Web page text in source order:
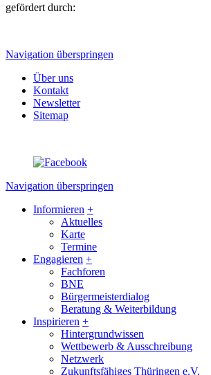
gefördert durch:
Navigation überspringen
Über uns
Kontakt
Newsletter
Sitemap
Navigation überspringen
Informieren +
Aktuelles
Karte
Termine
Engagieren +
Fachforen
BNE
Bürgermeisterdialog
Beratung & Weiterbildung
Inspirieren +
Hintergrundwissen
Wettbewerb & Ausschreibung
Netzwerk
Zukunftsfähiges Thüringen e.V.